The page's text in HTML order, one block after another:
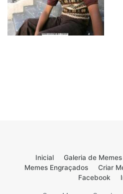
Inicial Galeria de Memes
Memes Engraçados
Criar
Facebook